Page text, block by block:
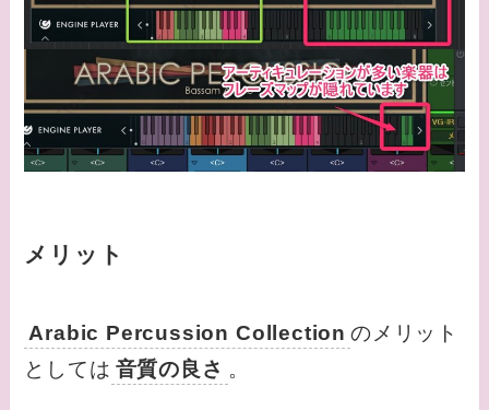
メリット
Arabic Percussion Collection のメリット
としては 音質の良さ 。